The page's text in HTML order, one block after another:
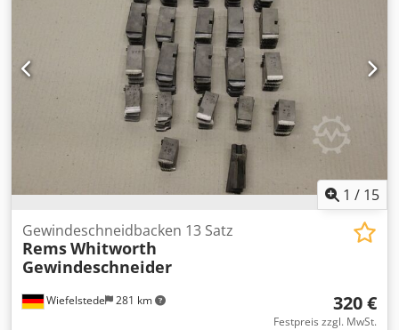
1 / 15
Wiefelstede 281 km
Gewindeschneidbacken 13 Satz
RemsWhitworth
Gewindeschneider
320 €
Festpreis zzgl. MwSt.